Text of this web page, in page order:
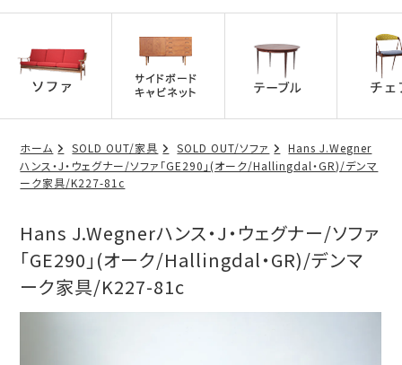
ホーム SOLD OUT/家具 SOLD OUT/ソファ
Hans J.Wegner
ハンス・J・ウェグナー/ソファ「GE290」(オーク/Hallingdal・GR)/デンマ
ーク家具/K227-81c
Hans J.Wegnerハンス・J・ウェグナー/ソファ
「GE290」(オーク/Hallingdal・GR)/デンマ
ーク家具/K227-81c